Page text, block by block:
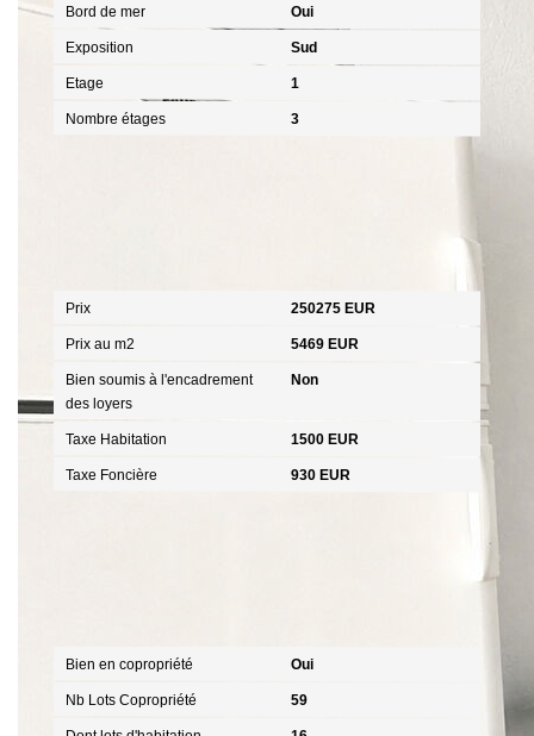
Bord de mer Oui
Exposition Sud
Etage 1
Nombre étages 3
Prix 250275 EUR
Prix au m2 5469 EUR
Bien soumis à l'encadrement
des loyers
Non
Taxe Habitation 1500 EUR
Taxe Foncière 930 EUR
Bien en copropriété Oui
Nb Lots Copropriété 59